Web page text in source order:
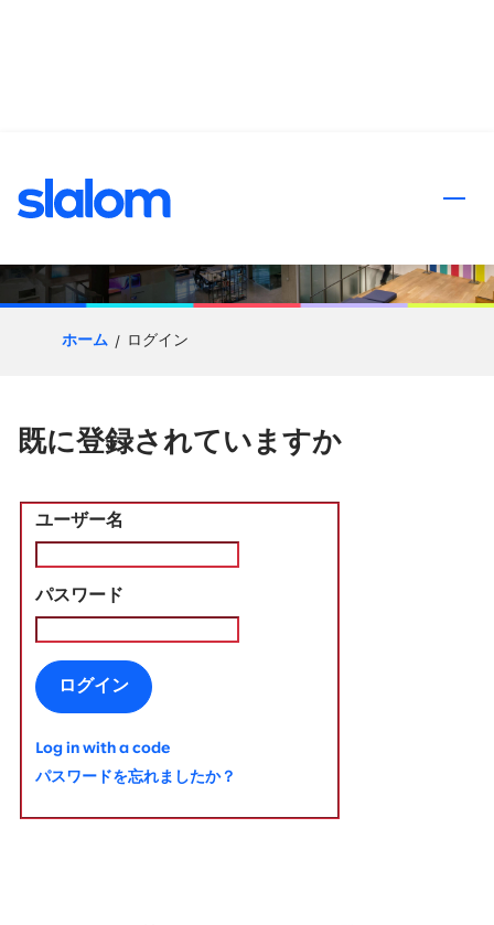
応募プロセス
ホーム ログイン
既に登録されていますか
ユーザー名
パスワード
ログイン
Log in with a code
パスワードを忘れましたか？